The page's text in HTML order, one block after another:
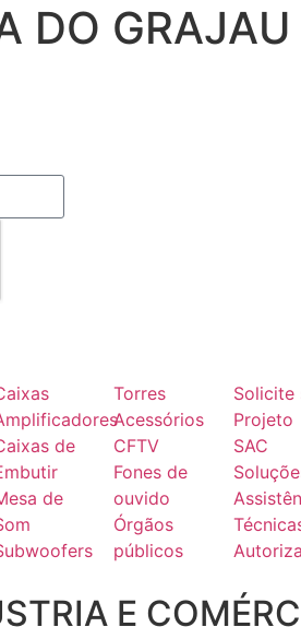
DO GRAJAU
de
de
Torres
Acessórios
CFTV
Fones de
ouvido
Órgãos
públicos
Solicite
Projeto
SAC
E